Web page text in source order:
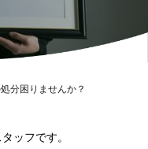
分困りませんか？
ッフです。